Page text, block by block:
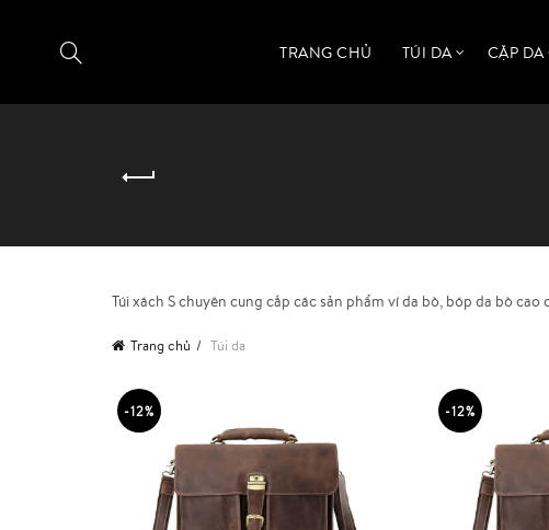
TRANG CHỦ TÚI DA CẶP DA
Túi xách S chuyên cung cấp các sản phẩm ví da bò, bóp da bò
Trang chủ Túi da
-12% -12%